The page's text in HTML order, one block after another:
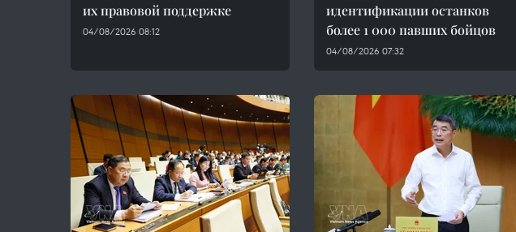
их правовой поддержке
04/08/2026 08:12
идентификации останков
более 1 000 павших бойцов
04/08/2026 07:32